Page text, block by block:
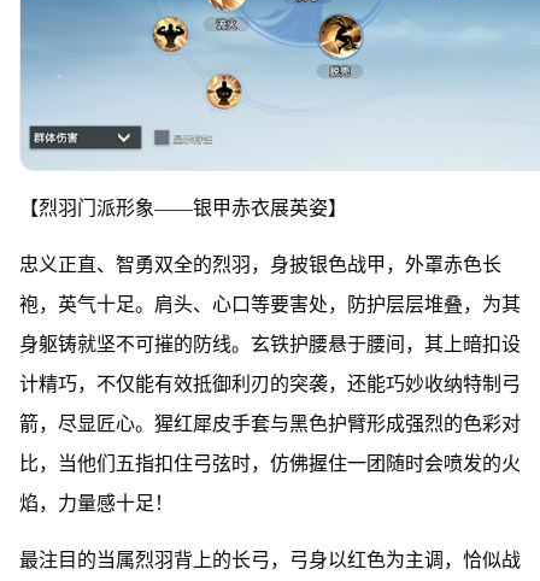
【烈羽门派形象——银甲赤衣展英姿】
忠义正直、智勇双全的烈羽，身披银色战甲，外罩赤色长
袍，英气十足。肩头、心口等要害处，防护层层堆叠，为其
身躯铸就坚不可摧的防线。玄铁护腰悬于腰间，其上暗扣设
计精巧，不仅能有效抵御利刃的突袭，还能巧妙收纳特制弓
箭，尽显匠心。猩红犀皮手套与黑色护臂形成强烈的色彩对
比，当他们五指扣住弓弦时，仿佛握住一团随时会喷发的火
焰，力量感十足！
最注目的当属烈羽背上的长弓，弓身以红色为主调，恰似战